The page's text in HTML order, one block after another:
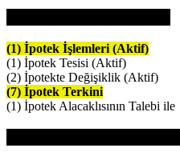
(1) İpotek İşlemleri (Aktif)
(1) İpotek Tesisi (Aktif)
(2) İpotekte Değişiklik (Aktif)
(7) İpotek Terkini
(1) İpotek Alacaklısının Talebi ile